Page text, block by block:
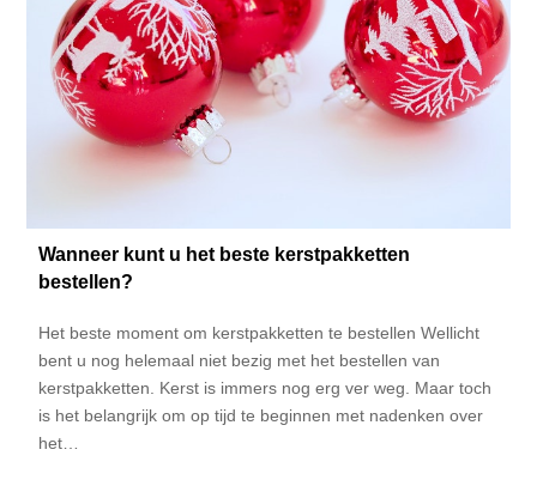
Wanneer kunt u het beste kerstpakketten
bestellen?
Het beste moment om kerstpakketten te bestellen Wellicht
bent u nog helemaal niet bezig met het bestellen van
kerstpakketten. Kerst is immers nog erg ver weg. Maar toch
is het belangrijk om op tijd te beginnen met nadenken over
het…